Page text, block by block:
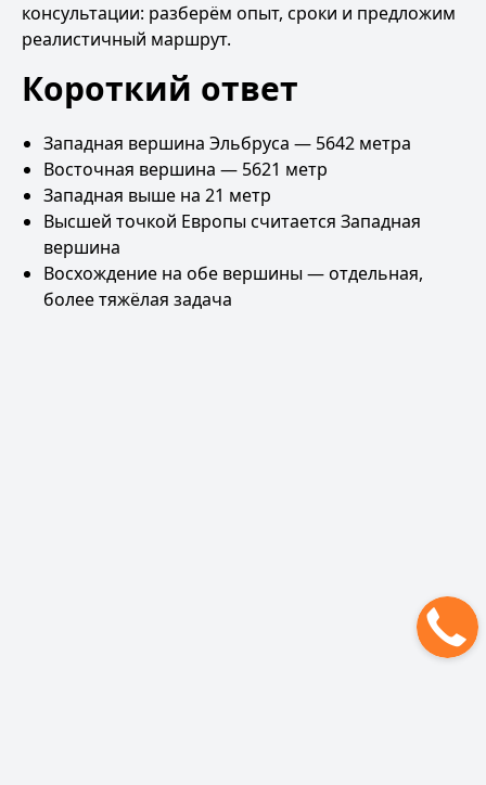
консультации: разберём опыт, сроки и предложим
реалистичный маршрут.
Короткий ответ
Западная вершина Эльбруса — 5642 метра
Восточная вершина — 5621 метр
Западная выше на 21 метр
Высшей точкой Европы считается Западная
вершина
Восхождение на обе вершины — отдельная,
более тяжёлая задача